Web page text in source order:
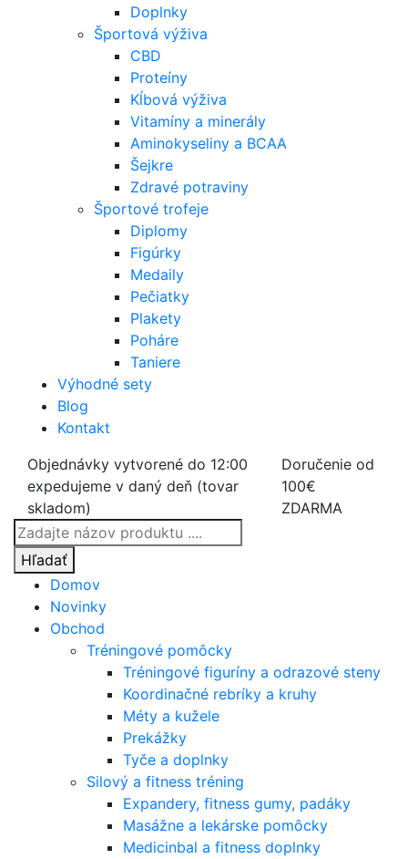
Doplnky
Športová výživa
CBD
Proteíny
Kĺbová výživa
Vitamíny a minerály
Aminokyseliny a BCAA
Šejkre
Zdravé potraviny
Športové trofeje
Diplomy
Figúrky
Medaily
Pečiatky
Plakety
Poháre
Taniere
Výhodné sety
Blog
Kontakt
Objednávky vytvorené do 12:00
expedujeme v daný deň (tovar
skladom)
Doručenie od
100€
ZDARMA
Products
search
Hľadať
Domov
Novinky
Obchod
Tréningové pomôcky
Tréningové figuríny a odrazové steny
Koordinačné rebríky a kruhy
Méty a kužele
Prekážky
Tyče a doplnky
Silový a fitness tréning
Expandery, fitness gumy, padáky
Masážne a lekárske pomôcky
Medicinbal a fitness doplnky